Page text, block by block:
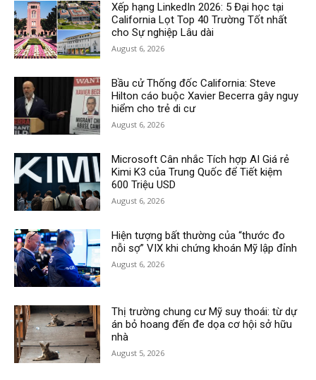
Xếp hạng LinkedIn 2026: 5 Đại học tại
California Lọt Top 40 Trường Tốt nhất
cho Sự nghiệp Lâu dài
August 6, 2026
Bầu cử Thống đốc California: Steve
Hilton cáo buộc Xavier Becerra gây nguy
hiểm cho trẻ di cư
August 6, 2026
Microsoft Cân nhắc Tích hợp AI Giá rẻ
Kimi K3 của Trung Quốc để Tiết kiệm
600 Triệu USD
August 6, 2026
Hiện tượng bất thường của “thước đo
nỗi sợ” VIX khi chứng khoán Mỹ lập đỉnh
August 6, 2026
Thị trường chung cư Mỹ suy thoái: từ dự
án bỏ hoang đến đe dọa cơ hội sở hữu
nhà
August 5, 2026